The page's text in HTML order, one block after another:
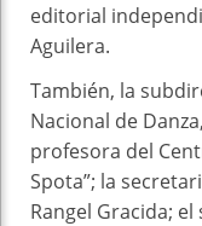
editorial
Aguilera.
También, la
Nacional de
profesora del
Spota”; la
Rangel Gracida;